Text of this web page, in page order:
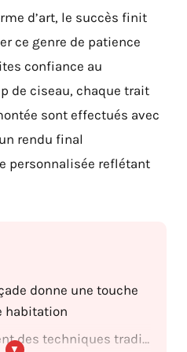
d’art, le succès finit
ce genre de patience
confiance au
de ciseau, chaque trait
sont effectués avec
rendu final
personnalisée reflétant
donne une touche
habitation
Les artisans utilisent des techniques traditionnelles pour créer des joyaux architecturaux